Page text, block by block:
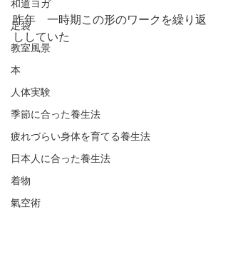
和道ヨガ
足袋
教室風景
本
人体実験
季節に合った養生法
疲れづらい身体を育てる養生法
日本人に合った養生法
着物
氣空術
昨年　一時期この形のワークを繰り返
ししていた